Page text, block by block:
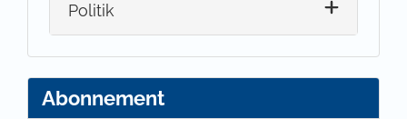
Politik
Abonnement